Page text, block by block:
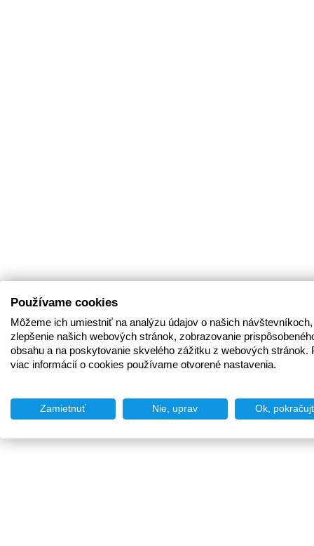
Používame cookies
Môžeme ich umiestniť na analýzu údajov o našich
zlepšenie našich webových stránok, zobrazovanie
obsahu a na poskytovanie skvelého zážitku z webových stránok.
viac informácií o cookies používame otvorené nastavenia.
Zamietnuť Nie, uprav Ok,